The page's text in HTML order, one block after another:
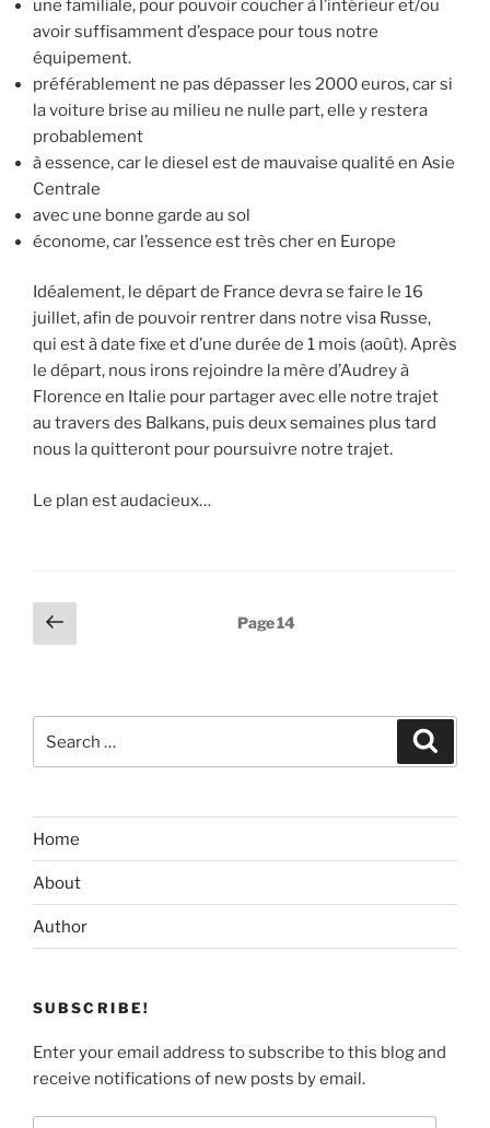
une familiale, pour pouvoir coucher à l’intérieur et/ou
avoir suffisamment d’espace pour tous notre
équipement.
préférablement ne pas dépasser les 2000 euros, car si
la voiture brise au milieu ne nulle part, elle y restera
probablement
à essence, car le diesel est de mauvaise qualité en Asie
Centrale
avec une bonne garde au sol
économe, car l’essence est très cher en Europe
Idéalement, le départ de France devra se faire le 16
juillet, afin de pouvoir rentrer dans notre visa Russe,
qui est à date fixe et d’une durée de 1 mois (août). Après
le départ, nous irons rejoindre la mère d’Audrey à
Florence en Italie pour partager avec elle notre trajet
au travers des Balkans, puis deux semaines plus tard
nous la quitteront pour poursuivre notre trajet.
Le plan est audacieux…
Posts
pagination
Previous
page
Page14
for:
Home
About
Author
SUBSCRIBE!
Enter your email address to subscribe to this blog and
receive notifications of new posts by email.